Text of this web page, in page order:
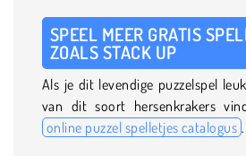
SPEEL MEER GRATIS
ZOALS STACK UP
Als je dit levendige puzzelspel
van dit soort hersenkrakers
online puzzel spelletjes catalogus .